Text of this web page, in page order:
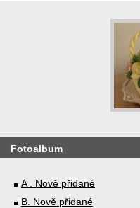
Fotoalbum
A . Nově přidané
B. Nově přidané